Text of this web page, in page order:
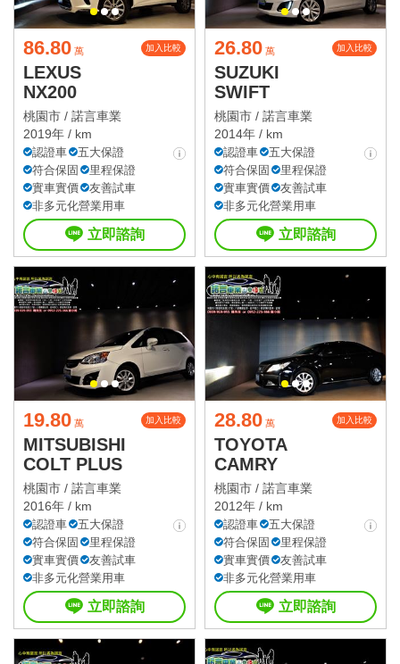
86.80 萬 加入比較
LEXUS
NX200
桃園市 / 諾言車業
2019年 / km
認證車
五大保證
符合保固
里程保證
實車實價
友善試車
非多元化營業用車
立即諮詢
26.80 萬 加入比較
SUZUKI
SWIFT
桃園市 / 諾言車業
2014年 / km
認證車
五大保證
符合保固
里程保證
實車實價
友善試車
非多元化營業用車
立即諮詢
19.80 萬 加入比較
MITSUBISHI
COLT PLUS
桃園市 / 諾言車業
2016年 / km
認證車
五大保證
符合保固
里程保證
實車實價
友善試車
非多元化營業用車
立即諮詢
28.80 萬 加入比較
TOYOTA
CAMRY
桃園市 / 諾言車業
2012年 / km
認證車
五大保證
符合保固
里程保證
實車實價
友善試車
非多元化營業用車
立即諮詢